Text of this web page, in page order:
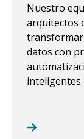
Nuestro
arquitectos
transformar
datos con
inteligentes.